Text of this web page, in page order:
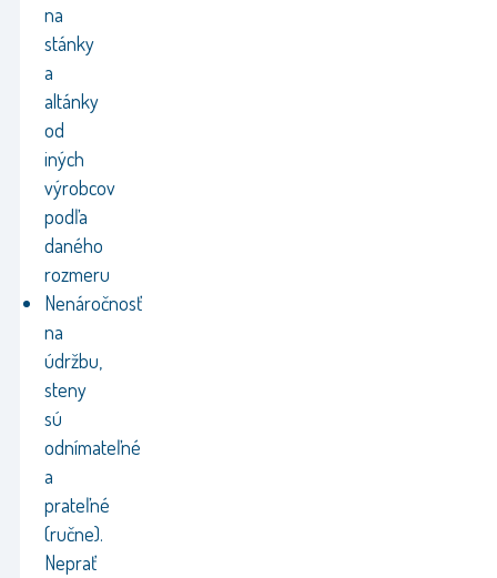
na
stánky
a
altánky
od
iných
výrobcov
podľa
daného
rozmeru
Nenáročnosť
na
údržbu,
steny
sú
odnímateľné
a
prateľné
(ručne).
Neprať